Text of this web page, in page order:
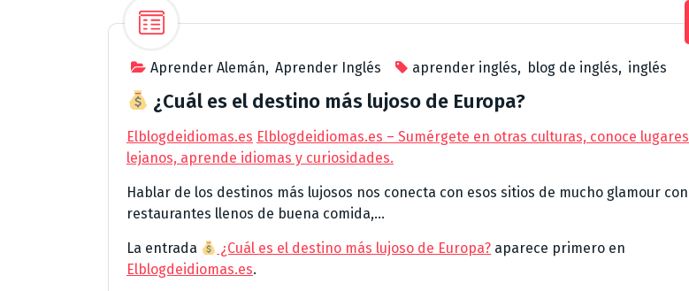
Aprender Alemán, Aprender Inglés aprender inglés, blog de inglés, inglés
​ ¿Cuál es el destino más lujoso de Europa?
Elblogdeidiomas.es Elblogdeidiomas.es – Sumérgete en otras culturas, conoce lugares
lejanos, aprende idiomas y curiosidades.
Hablar de los destinos más lujosos nos conecta con esos sitios de mucho glamour con
restaurantes llenos de buena comida,...
La entrada ​ ¿Cuál es el destino más lujoso de Europa? aparece primero en
Elblogdeidiomas.es.